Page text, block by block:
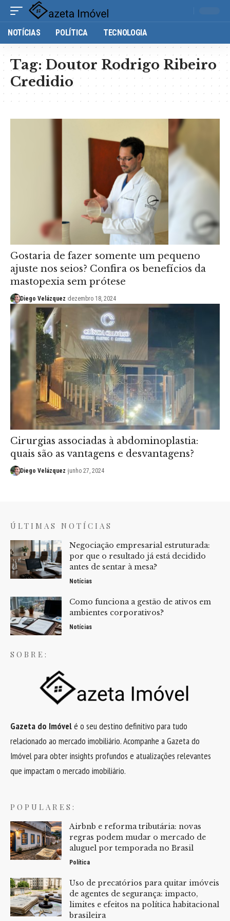
NOTÍCIAS POLÍTICA TECNOLOGIA
Tag:Doutor Rodrigo Ribeiro
Credidio
Gostaria de fazer somente um pequeno
ajuste nos seios? Confira os benefícios da
mastopexia sem prótese
Diego Velázquez dezembro 18, 2024
Cirurgias associadas à abdominoplastia:
quais são as vantagens e desvantagens?
Diego Velázquez junho 27, 2024
ÚLTIMAS NOTÍCIAS
Negociação empresarial estruturada:
por que o resultado já está decidido
antes de sentar à mesa?
Notícias
Como funciona a gestão de ativos em
ambientes corporativos?
Notícias
SOBRE:
Gazeta do Imóvelé o seu destino definitivo para tudo
relacionado ao mercado imobiliário. Acompanhe a Gazeta do
Imóvel para obter insights profundos e atualizações relevantes
que impactam o mercado imobiliário.
POPULARES:
Airbnb e reforma tributária: novas
regras podem mudar o mercado de
aluguel por temporada no Brasil
Política
Uso de precatórios para quitar imóveis
de agentes de segurança: impacto,
limites e efeitos na política habitacional
brasileira